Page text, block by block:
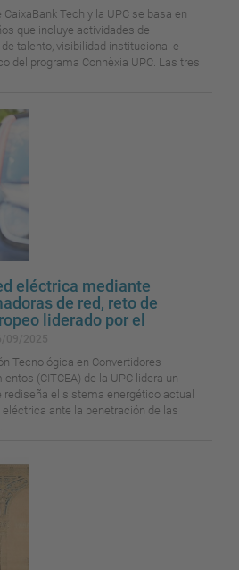
Tech y la UPC se basa en
que incluye actividades de
talento, visibilidad institucional e
del programa Connèxia UPC. Las tres
eléctrica mediante
de red, reto de
liderado por el
Tecnológica en Convertidores
(CITCEA) de la UPC lidera un
rediseña el sistema energético actual
ante la penetración de las